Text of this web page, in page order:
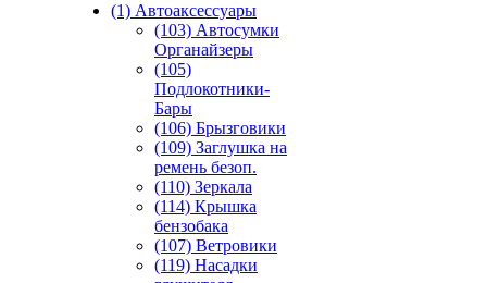
(1) Автоаксессуары
(103) Автосумки
Органайзеры
(105)
Подлокотники-
Бары
(106) Брызговики
(109) Заглушка на
ремень безоп.
(110) Зеркала
(114) Крышка
бензобака
(107) Ветровики
(119) Насадки